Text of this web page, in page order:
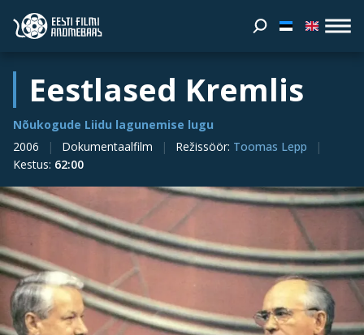
Eestlased Kremlis
Nõukogude Liidu lagunemise lugu
2006
Dokumentaalfilm Režissöör: Toomas Lepp
Kestus: 62:00